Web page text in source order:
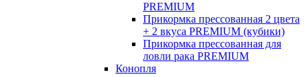
PREMIUM
Прикормка прессованная 2 цвета
+ 2 вкуса PREMIUM (кубики)
Прикормка прессованная для
ловли рака PREMIUM
Конопля